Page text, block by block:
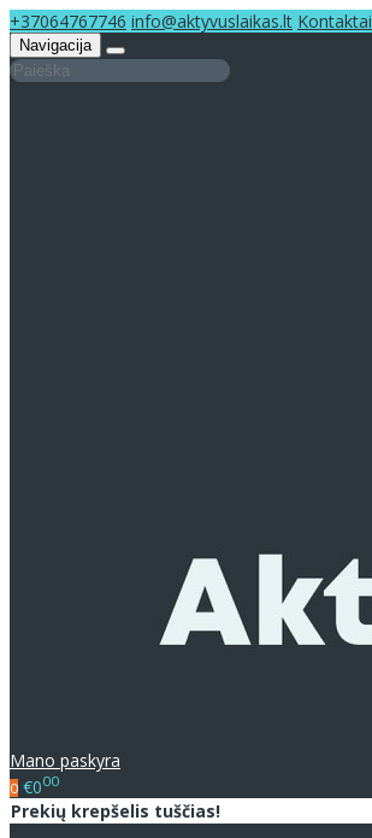
+37064767746 info@aktyvuslaikas.lt Kontaktai
Navigacija
Mano paskyra
0 €000
Prekių krepšelis tuščias!